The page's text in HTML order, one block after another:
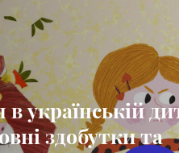
українській
здобутки та